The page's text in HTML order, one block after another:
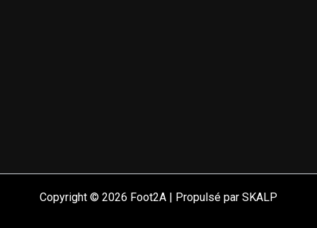
Copyright © 2026 Foot2A | Propulsé par SKALP